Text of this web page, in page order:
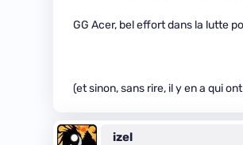
GG Acer, bel effort dans la lutte
(et sinon, sans rire, il y en a qui
izel